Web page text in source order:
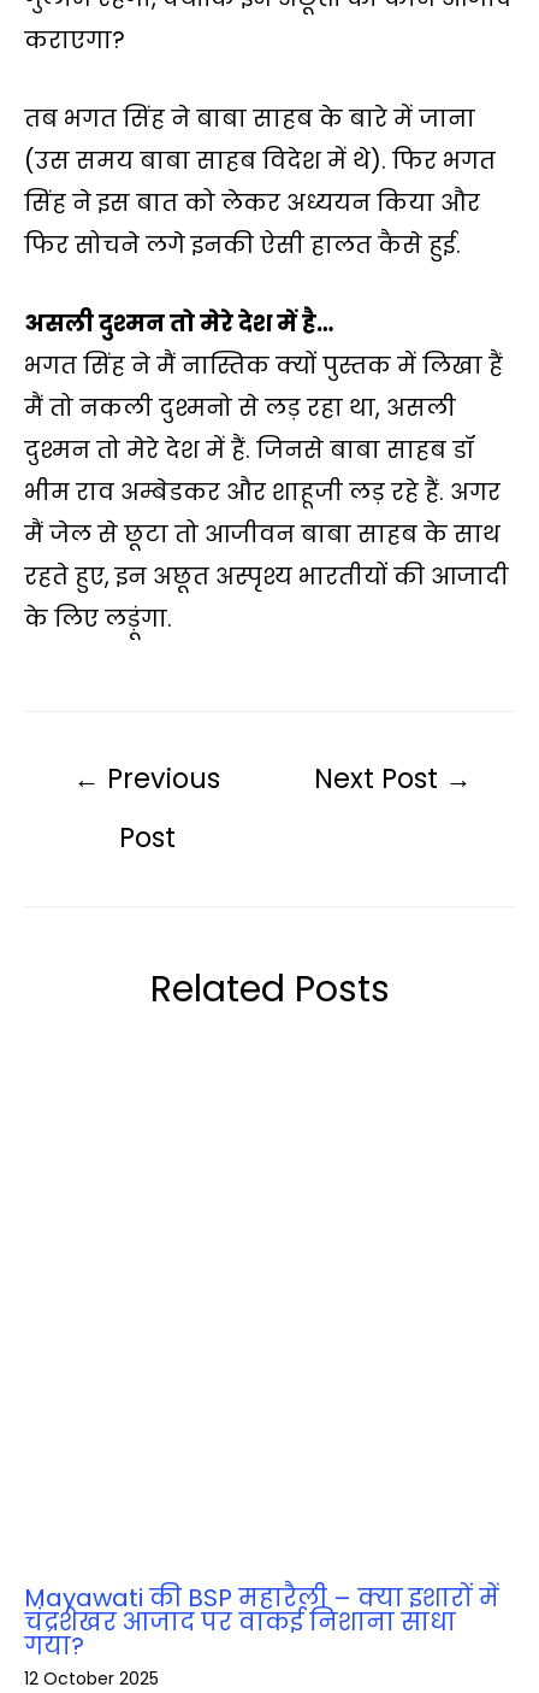
कराएगा?
तब भगत सिंह ने बाबा साहब के बारे में जाना
(उस समय बाबा साहब विदेश में थे). फिर भगत
सिंह ने इस बात को लेकर अध्ययन किया और
फिर सोचने लगे इनकी ऐसी हालत कैसे हुई.
असली दुश्मन तो मेरे देश में है…
भगत सिंह ने मैं नास्तिक क्यों पुस्तक में लिखा हैं
मैं तो नकली दुश्मनो से लड़ रहा था, असली
दुश्मन तो मेरे देश में हैं. जिनसे बाबा साहब डॉ
भीम राव अम्बेडकर और शाहूजी लड़ रहे हैं. अगर
मैं जेल से छूटा तो आजीवन बाबा साहब के साथ
रहते हुए, इन अछूत अस्पृश्य भारतीयों की आजादी
के लिए लड़ूंगा.
← Previous
Post
Next Post →
Related Posts
Mayawati की BSP महारैली – क्या इशारों में
चंद्रशेखर आजाद पर वाकई निशाना साधा
गया?
12 October 2025